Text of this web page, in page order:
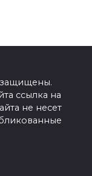
защищены.
ссылка на
не несет